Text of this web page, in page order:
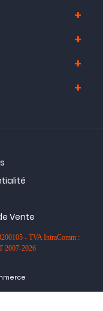
Vente
- TVA IntraComm :
2007-2026